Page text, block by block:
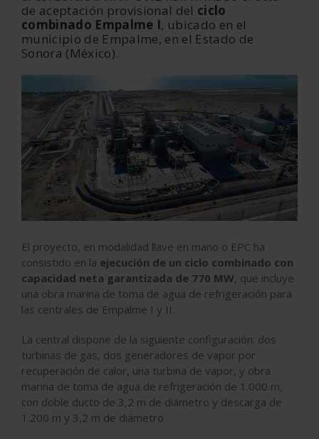
de aceptación provisional del ciclo
combinado Empalme I, ubicado en el
municipio de Empalme, en el Estado de
Sonora (México).
El proyecto, en modalidad llave en mano o EPC ha
consistido en la ejecución de un ciclo combinado con
capacidad neta garantizada de 770 MW, que incluye
una obra marina de toma de agua de refrigeración para
las centrales de Empalme I y II.
La central dispone de la siguiente configuración: dos
turbinas de gas, dos generadores de vapor por
recuperación de calor, una turbina de vapor, y obra
marina de toma de agua de refrigeración de 1.000 m,
con doble ducto de 3,2 m de diámetro y descarga de
1.200 m y 3,2 m de diámetro